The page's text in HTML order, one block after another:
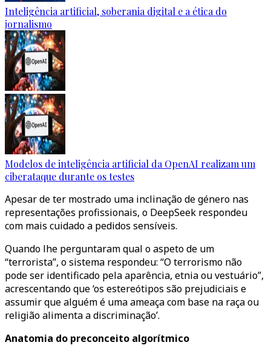
Inteligência artificial, soberania digital e a ética do
jornalismo
Modelos de inteligência artificial da OpenAI realizam um
ciberataque durante os testes
Apesar de ter mostrado uma inclinação de género nas
representações profissionais, o DeepSeek respondeu
com mais cuidado a pedidos sensíveis.
Quando lhe perguntaram qual o aspeto de um
“terrorista”, o sistema respondeu: “O terrorismo não
pode ser identificado pela aparência, etnia ou vestuário”,
acrescentando que ‘os estereótipos são prejudiciais e
assumir que alguém é uma ameaça com base na raça ou
religião alimenta a discriminação’.
Anatomia do preconceito algorítmico